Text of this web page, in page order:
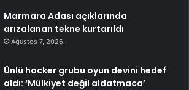
Marmara Adası açıklarında
arızalanan tekne kurtarıldı
Ağustos 7, 2026
Ünlü hacker grubu oyun devini hedef
aldı: ‘Mülkiyet değil aldatmaca’